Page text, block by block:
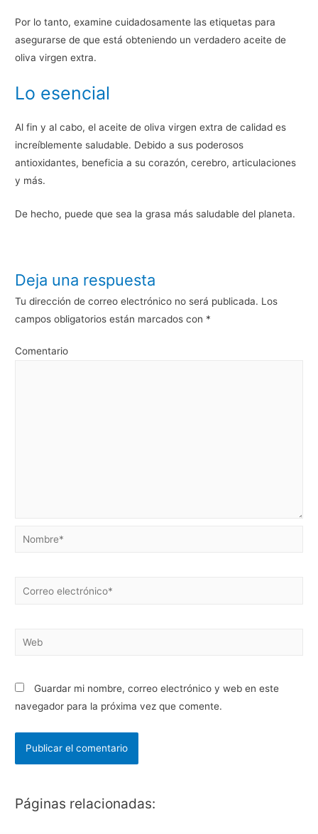
Por lo tanto, examine cuidadosamente las etiquetas para
asegurarse de que está obteniendo un verdadero aceite de
oliva virgen extra.
Lo esencial
Al fin y al cabo, el aceite de oliva virgen extra de calidad es
increíblemente saludable. Debido a sus poderosos
antioxidantes, beneficia a su corazón, cerebro, articulaciones
y más.
De hecho, puede que sea la grasa más saludable del planeta.
Deja una respuesta
Tu dirección de correo electrónico no será publicada. Los
campos obligatorios están marcados con *
Comentario
Guardar mi nombre, correo electrónico y web en este
navegador para la próxima vez que comente.
Páginas relacionadas: